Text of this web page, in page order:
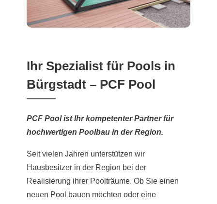
Ihr Spezialist für Pools in
Bürgstadt – PCF Pool
PCF Pool ist Ihr kompetenter Partner für
hochwertigen Poolbau in der Region.
Seit vielen Jahren unterstützen wir
Hausbesitzer in der Region bei der
Realisierung ihrer Poolträume. Ob Sie einen
neuen Pool bauen möchten oder eine